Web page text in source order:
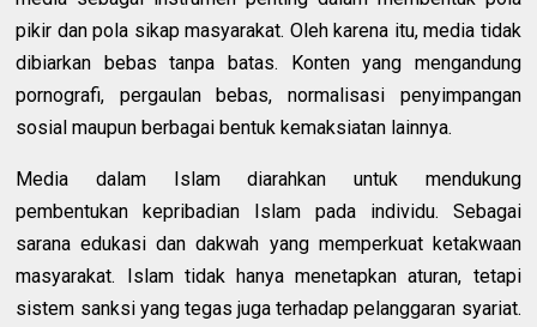
pikir dan pola sikap masyarakat. Oleh karena itu, media tidak
dibiarkan bebas tanpa batas. Konten yang mengandung
pornografi, pergaulan bebas, normalisasi penyimpangan
sosial maupun berbagai bentuk kemaksiatan lainnya.
Media dalam Islam diarahkan untuk mendukung
pembentukan kepribadian Islam pada individu. Sebagai
sarana edukasi dan dakwah yang memperkuat ketakwaan
masyarakat. Islam tidak hanya menetapkan aturan, tetapi
sistem sanksi yang tegas juga terhadap pelanggaran syariat.